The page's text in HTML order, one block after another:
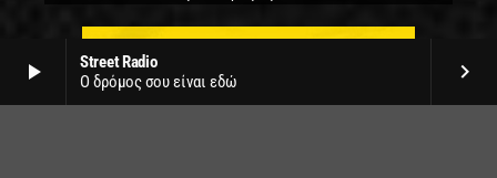
play_arrow
Street Radio
Ο δρόμος σου είναι εδώ
keyboard_arrow_right